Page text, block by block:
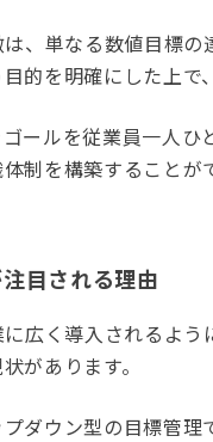
、単なる数値目標
的を明確にした上で
ールを従業員一人
制を構築することが
目される理由
広く導入されるよ
があります。
ダウン型の目標管